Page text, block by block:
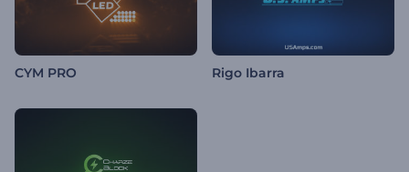
CYM PRO Rigo Ibarra